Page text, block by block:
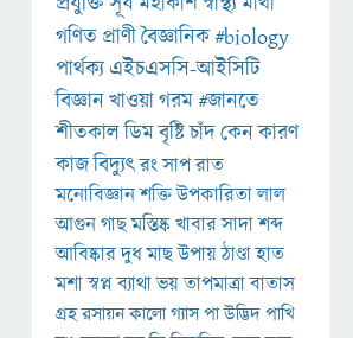
গণিত প্রাণীবৈজ্ঞানিক#biology
পার্থক্য এইচএসসি-আইসিটি
বিজ্ঞানখাওয়াগরম#জানতে
শীতকালডিমবৃষ্টিচাঁদকেনকারণ
কাজবিদ্যুৎরংসাপরাত
মনোবিজ্ঞানশক্তিউপকারিতালাল
আগুনগাছমস্তিষ্কখাবারসাদাশব্দ
আবিষ্কারদুধমাছউপায়ঠাণ্ডাহাত
মশাস্বপ্নব্যাথাভয়তাপমাত্রাবাতাস
গ্রহরসায়নকালোগ্যাসপাউদ্ভিদপাখি